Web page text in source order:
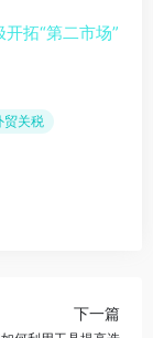
拓“第二市场”
贸关税
下一篇